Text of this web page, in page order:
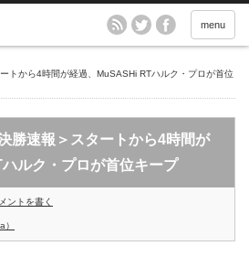
menu
トから4時間が経過、MuSASHi RTハルク・プロが首位
勝速報＞スタートから4時間が
ルク・プロが首位キープ
ントを書く